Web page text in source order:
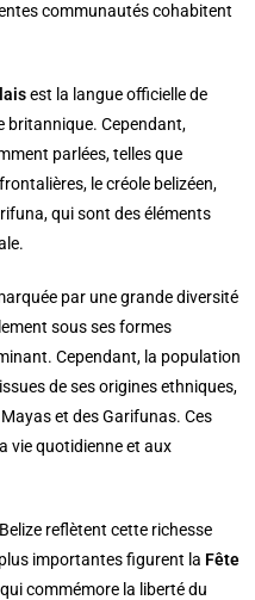
communautés cohabitent
est la langue officielle de
britannique. Cependant,
parlées, telles que
le créole belizéen,
qui sont des éléments
par une grande diversité
sous ses formes
Cependant, la population
de ses origines ethniques,
et des Garifunas. Ces
vie quotidienne et aux
reflètent cette richesse
importantes figurent la Fête
commémore la liberté du